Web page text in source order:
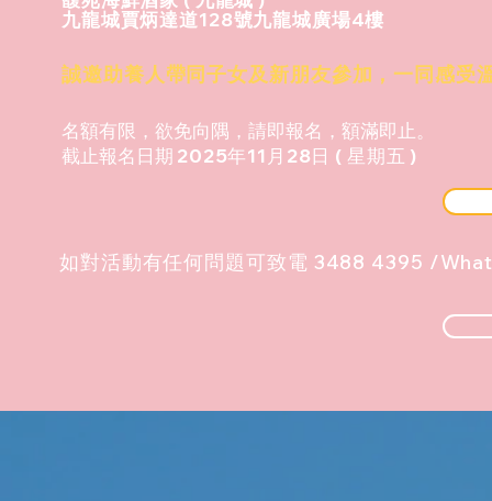
九龍城賈炳達道128號九龍城廣場4樓
誠邀助養人帶同子女及新朋友參加，一同感受
名額有限，欲免向隅，請即報名，額滿即止。
截止報名日期 2025年11月28日 ( 星期五 )
如對活動有任何問題可致電 3488 4395 /